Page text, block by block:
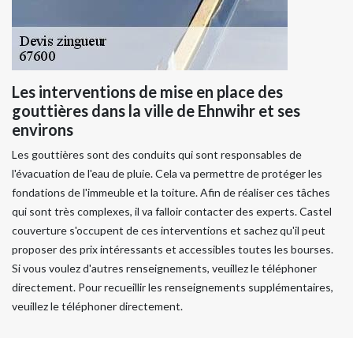
Les interventions de mise en place des
gouttières dans la ville de Ehnwihr et ses
environs
Les gouttières sont des conduits qui sont responsables de
l'évacuation de l'eau de pluie. Cela va permettre de protéger les
fondations de l'immeuble et la toiture. Afin de réaliser ces tâches
qui sont très complexes, il va falloir contacter des experts. Castel
couverture s'occupent de ces interventions et sachez qu'il peut
proposer des prix intéressants et accessibles toutes les bourses.
Si vous voulez d'autres renseignements, veuillez le téléphoner
directement. Pour recueillir les renseignements supplémentaires,
veuillez le téléphoner directement.